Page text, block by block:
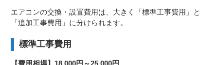
エアコンの交換・設置費用は、大きく「標準工事費用」と
「追加工事費用」に分けられます。
標準工事費用